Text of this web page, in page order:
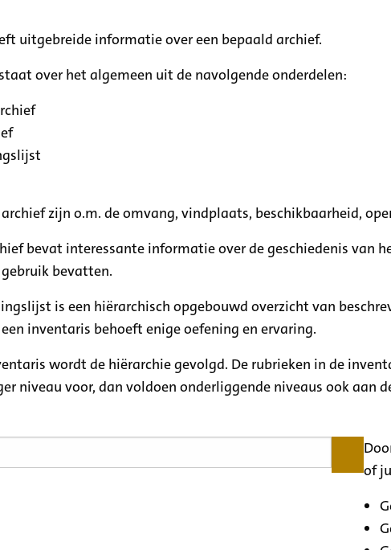
uitgebreide informatie over een bepaald archief.
over het algemeen uit de navolgende onderdelen:
zijn o.m. de omvang, vindplaats, beschikbaarheid,
bevat interessante informatie over de geschiedenis van
bevatten.
is een hiërarchisch opgebouwd overzicht van
inventaris behoeft enige oefening en ervaring.
wordt de hiërarchie gevolgd. De rubrieken in de
niveau voor, dan voldoen onderliggende niveaus ook aan
of